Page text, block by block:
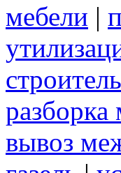
мебели |
разборка
вывоз